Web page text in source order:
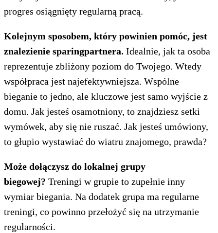
progres osiągnięty regularną pracą.
Kolejnym sposobem, który powinien pomóc, jest
znalezienie sparingpartnera. Idealnie, jak ta osoba
reprezentuje zbliżony poziom do Twojego. Wtedy
współpraca jest najefektywniejsza. Wspólne
bieganie to jedno, ale kluczowe jest samo wyjście z
domu. Jak jesteś osamotniony, to znajdziesz setki
wymówek, aby się nie ruszać. Jak jesteś umówiony,
to głupio wystawiać do wiatru znajomego, prawda?
Może dołączysz do lokalnej grupy
biegowej? Treningi w grupie to zupełnie inny
wymiar biegania. Na dodatek grupa ma regularne
treningi, co powinno przełożyć się na utrzymanie
regularności.